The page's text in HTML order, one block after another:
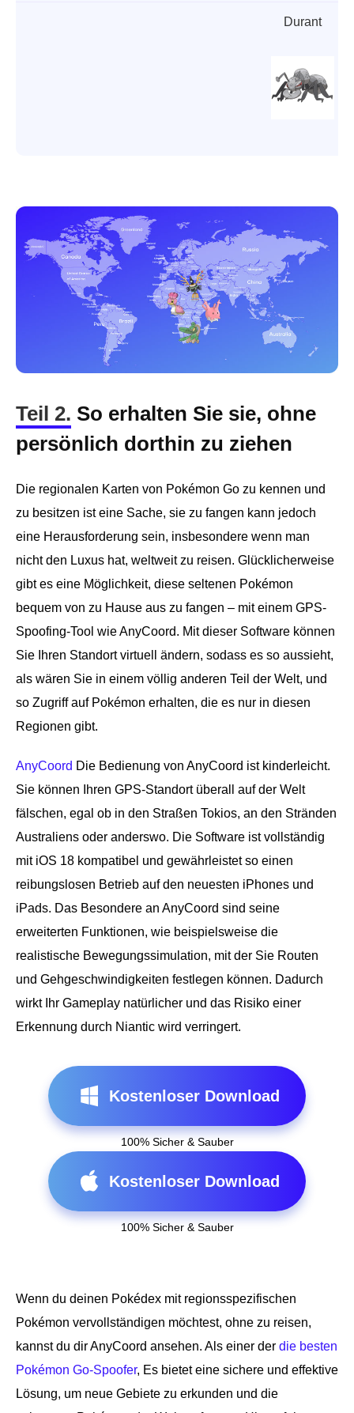
Durant
Teil 2. So erhalten Sie sie, ohne
persönlich dorthin zu ziehen
Die regionalen Karten von Pokémon Go zu kennen und
zu besitzen ist eine Sache, sie zu fangen kann jedoch
eine Herausforderung sein, insbesondere wenn man
nicht den Luxus hat, weltweit zu reisen. Glücklicherweise
gibt es eine Möglichkeit, diese seltenen Pokémon
bequem von zu Hause aus zu fangen – mit einem GPS-
Spoofing-Tool wie AnyCoord. Mit dieser Software können
Sie Ihren Standort virtuell ändern, sodass es so aussieht,
als wären Sie in einem völlig anderen Teil der Welt, und
so Zugriff auf Pokémon erhalten, die es nur in diesen
Regionen gibt.
AnyCoord Die Bedienung von AnyCoord ist kinderleicht.
Sie können Ihren GPS-Standort überall auf der Welt
fälschen, egal ob in den Straßen Tokios, an den Stränden
Australiens oder anderswo. Die Software ist vollständig
mit iOS 18 kompatibel und gewährleistet so einen
reibungslosen Betrieb auf den neuesten iPhones und
iPads. Das Besondere an AnyCoord sind seine
erweiterten Funktionen, wie beispielsweise die
realistische Bewegungssimulation, mit der Sie Routen
und Gehgeschwindigkeiten festlegen können. Dadurch
wirkt Ihr Gameplay natürlicher und das Risiko einer
Erkennung durch Niantic wird verringert.
Kostenloser Download
100% Sicher & Sauber
Kostenloser Download
100% Sicher & Sauber
Wenn du deinen Pokédex mit regionsspezifischen
Pokémon vervollständigen möchtest, ohne zu reisen,
kannst du dir AnyCoord ansehen. Als einer der die besten
Pokémon Go-Spoofer, Es bietet eine sichere und effektive
Lösung, um neue Gebiete zu erkunden und die